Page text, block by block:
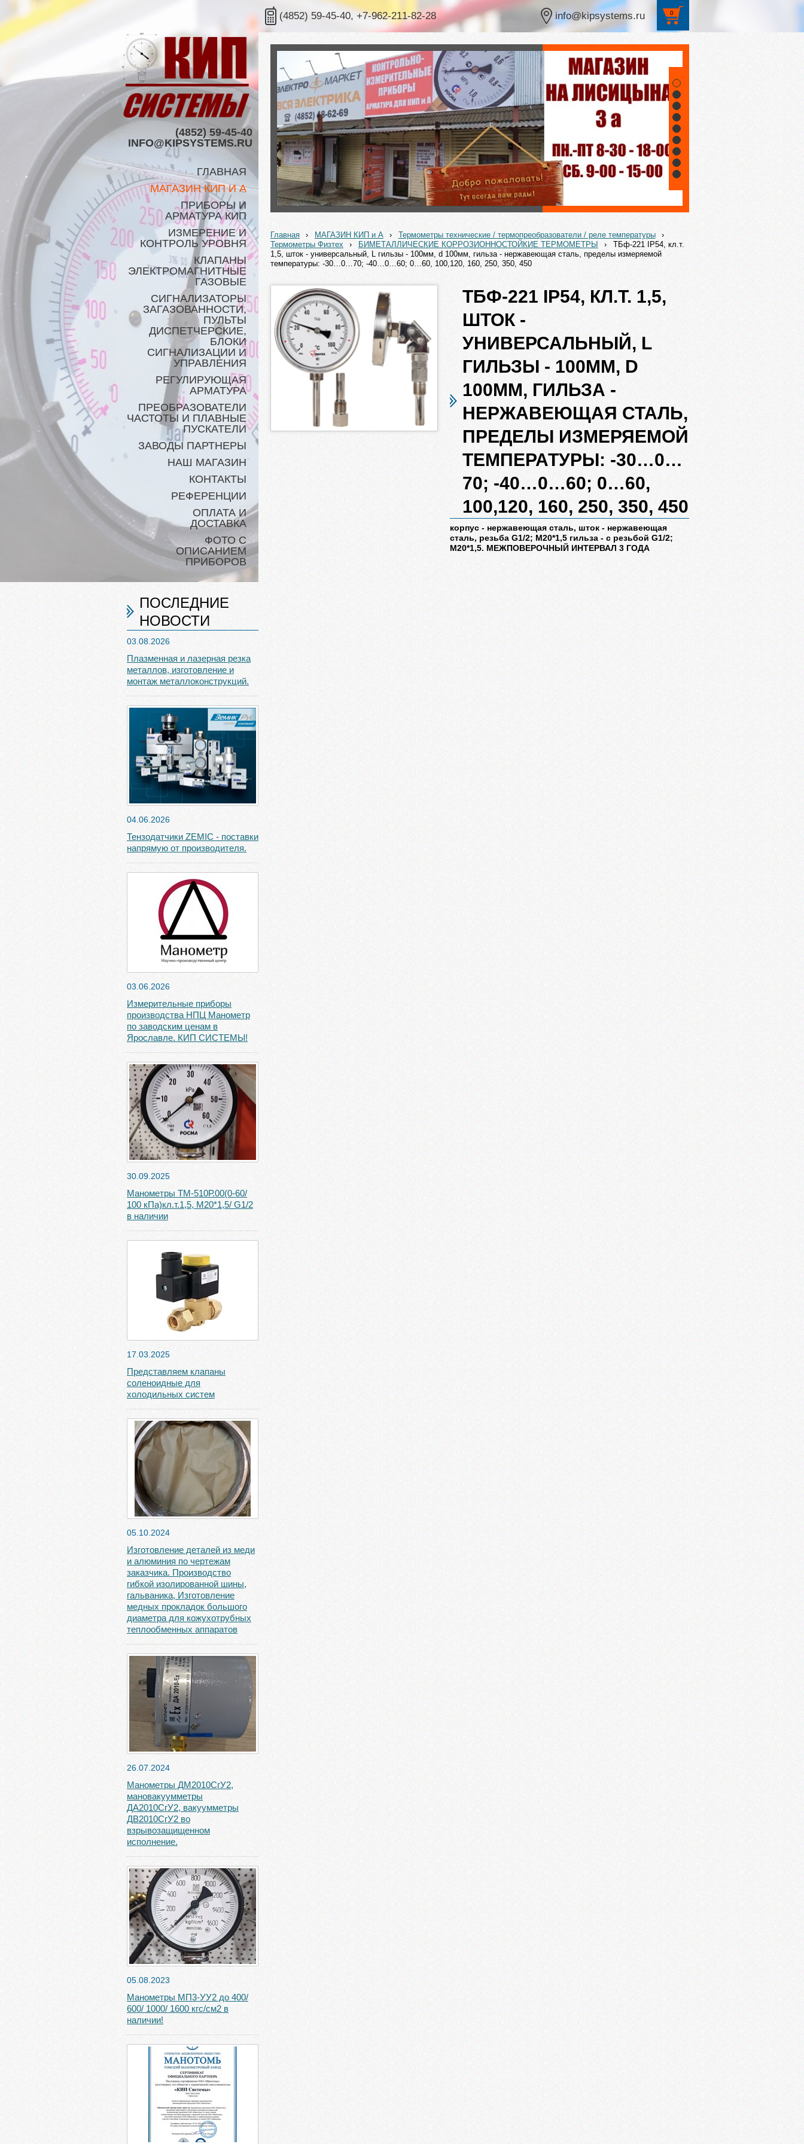
0
(4852) 59-45-40, +7-962-211-82-28 info@kipsystems.ru
(4852) 59-45-40
INFO@KIPSYSTEMS.RU
ГЛАВНАЯ
МАГАЗИН КИП И А
ПРИБОРЫ И
АРМАТУРА КИП
ИЗМЕРЕНИЕ И
КОНТРОЛЬ УРОВНЯ
КЛАПАНЫ
ЭЛЕКТРОМАГНИТНЫЕ
ГАЗОВЫЕ
СИГНАЛИЗАТОРЫ
ЗАГАЗОВАННОСТИ,
ПУЛЬТЫ
ДИСПЕТЧЕРСКИЕ,
БЛОКИ
СИГНАЛИЗАЦИИ И
УПРАВЛЕНИЯ
РЕГУЛИРУЮЩАЯ
АРМАТУРА
ПРЕОБРАЗОВАТЕЛИ
ЧАСТОТЫ И ПЛАВНЫЕ
ПУСКАТЕЛИ
ЗАВОДЫ ПАРТНЕРЫ
НАШ МАГАЗИН
КОНТАКТЫ
РЕФЕРЕНЦИИ
ОПЛАТА И
ДОСТАВКА
ФОТО С
ОПИСАНИЕМ
ПРИБОРОВ
ПОСЛЕДНИЕ
НОВОСТИ
03.08.2026
Плазменная и лазерная резка
металлов, изготовление и
монтаж металлоконструкций.
04.06.2026
Тензодатчики ZEMIC - поставки
напрямую от производителя.
03.06.2026
Измерительные приборы
производства НПЦ Манометр
по заводским ценам в
Ярославле. КИП СИСТЕМЫ!
30.09.2025
Манометры ТМ-510Р.00(0-60/
100 кПа)кл.т.1,5, М20*1,5/ G1/2
в наличии
17.03.2025
Представляем клапаны
соленоидные для
холодильных систем
05.10.2024
Изготовление деталей из меди
и алюминия по чертежам
заказчика. Производство
гибкой изолированной шины,
гальваника, Изготовление
медных прокладок большого
диаметра для кожухотрубных
теплообменных аппаратов
26.07.2024
Манометры ДМ2010СгУ2,
мановакуумметры
ДА2010СгУ2, вакуумметры
ДВ2010СгУ2 во
взрывозащищенном
исполнение.
05.08.2023
Манометры МП3-УУ2 до 400/
600/ 1000/ 1600 кгс/см2 в
наличии!
1
2
3
4
5
6
7
8
9
Главная › МАГАЗИН КИП и А › Термометры технические / термопреобразователи / реле температуры
›
Термометры Физтех
› БИМЕТАЛЛИЧЕСКИЕ КОРРОЗИОННОСТОЙКИЕ ТЕРМОМЕТРЫ ›
ТБф-221 IP54, кл.т.
1,5, шток - универсальный, L гильзы - 100мм, d 100мм, гильза - нержавеющая сталь, пределы измеряемой
температуры: -30…0…70; -40…0…60; 0…60, 100,120, 160, 250, 350, 450
ТБФ-221 IP54, КЛ.Т. 1,5,
ШТОК -
УНИВЕРСАЛЬНЫЙ, L
ГИЛЬЗЫ - 100ММ, D
100ММ, ГИЛЬЗА -
НЕРЖАВЕЮЩАЯ СТАЛЬ,
ПРЕДЕЛЫ ИЗМЕРЯЕМОЙ
ТЕМПЕРАТУРЫ: -30…0…
70; -40…0…60; 0…60,
100,120, 160, 250, 350, 450
корпус - нержавеющая сталь, шток - нержавеющая
сталь, резьба G1/2; М20*1,5 гильза - с резьбой G1/2;
М20*1,5. МЕЖПОВЕРОЧНЫЙ ИНТЕРВАЛ 3 ГОДА